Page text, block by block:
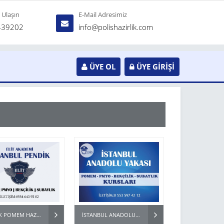
E-Mail Adresimiz
info@polishazirlik.com
ÜYE OL ÜYE GİRİŞİ
PENDİK POMEM HAZIRLIK - BEKÇİ PARKUR HAZIRLIK KURSU İSTANBUL ANADOLU YAKASI POMEM KURSLARI